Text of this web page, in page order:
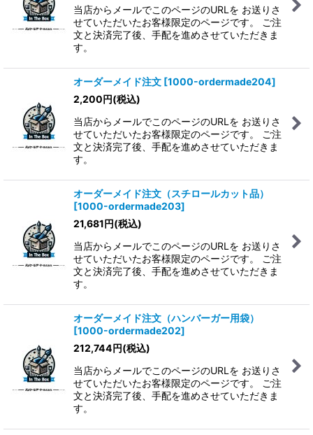
当店からメールでこのページのURLを お送りさ
せていただいたお客様限定のページです。 ご注
文と決済完了後、手配を進めさせていただきま
す。
オーダーメイド注文 [1000-ordermade204]
2,200円(税込)
当店からメールでこのページのURLを お送りさ
せていただいたお客様限定のページです。 ご注
文と決済完了後、手配を進めさせていただきま
す。
オーダーメイド注文（スチロールカット品）
[1000-ordermade203]
21,681円(税込)
当店からメールでこのページのURLを お送りさ
せていただいたお客様限定のページです。 ご注
文と決済完了後、手配を進めさせていただきま
す。
オーダーメイド注文（ハンバーガー用袋）
[1000-ordermade202]
212,744円(税込)
当店からメールでこのページのURLを お送りさ
せていただいたお客様限定のページです。 ご注
文と決済完了後、手配を進めさせていただきま
す。